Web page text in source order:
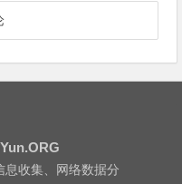
息收集、网络数据分